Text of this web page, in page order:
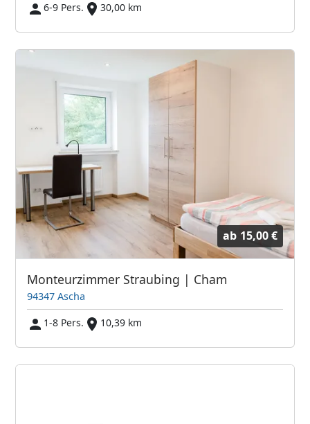
6-9 Pers.
30,00 km
ab 15,00 €
Monteurzimmer Straubing | Cham
94347 Ascha
1-8 Pers.
10,39 km